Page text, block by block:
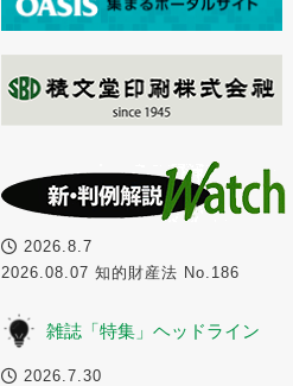
2026.8.7
2026.08.07 知的財産法 No.186
雑誌「特集」ヘッドライン
2026.7.30